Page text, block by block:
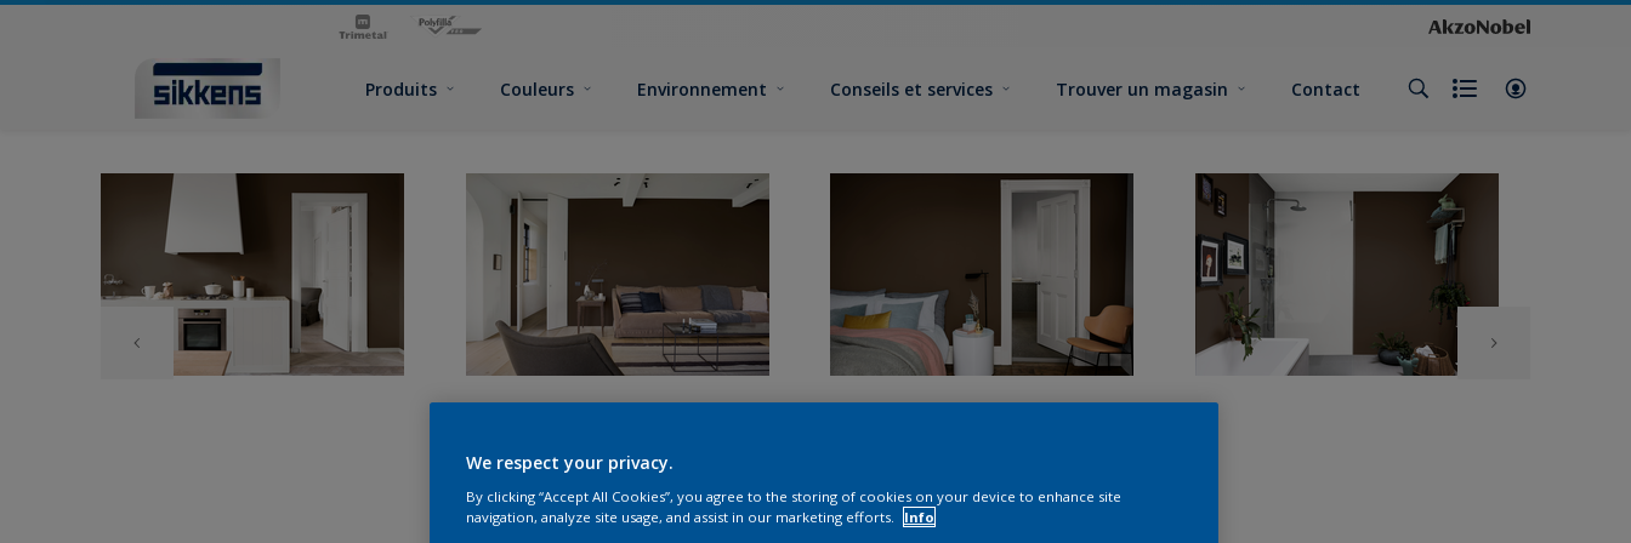
Produits Couleurs Environnement Conseils et services Trouver un magasin Contact
We respect your privacy.
By clicking “Accept All Cookies”, you agree to the storing of cookies on your device to enhance site
navigation, analyze site usage, and assist in our marketing efforts.
Info